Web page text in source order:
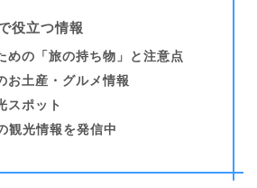
役立つ情報
めの「旅の持ち物」と注意点
お土産・グルメ情報
スポット
観光情報を発信中